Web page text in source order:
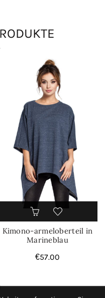
Kimono-armeloberteil in
Marineblau
€57.00